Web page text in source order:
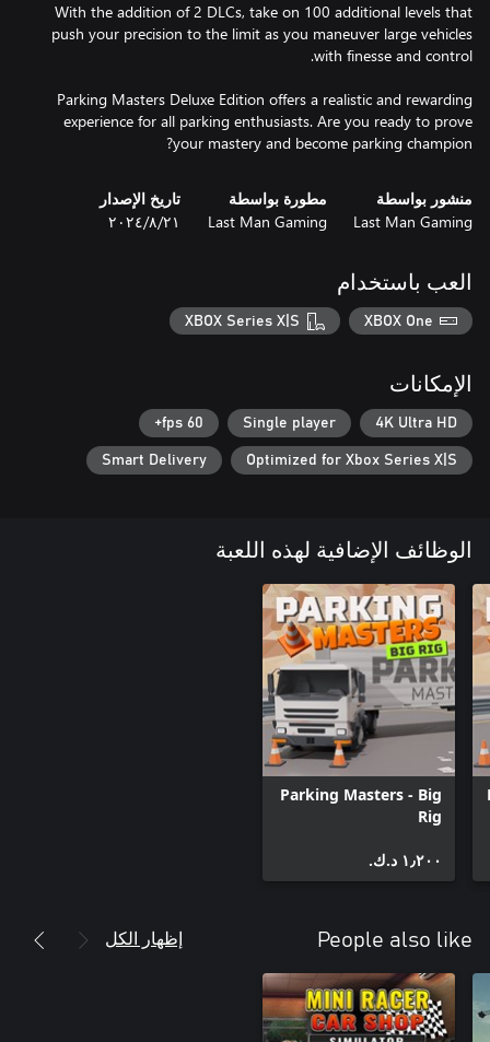
With the addition of 2 DLCs, take on 100 additional levels that
push your precision to the limit as you maneuver large vehicles
Parking Masters Deluxe Edition offers a realistic and rewarding
experience for all parking enthusiasts. Are you ready to prove
your mastery and become parking champion?
منشور بواسطة
Last Man Gaming
مطورة بواسطة
Last Man Gaming
تاريخ الإصدار
٢١‏/٨‏/٢٠٢٤
العب باستخدام
XBOX One
XBOX Series X|S
الإمكانات
4K Ultra HD
Single player
60 fps+
Optimized for Xbox Series X|S
Smart Delivery
الوظائف الإضافية لهذه اللعبة
Parking Masters - Big
Rig
١٫٢٠٠ د.ك.‏
People also like إظهار الكل